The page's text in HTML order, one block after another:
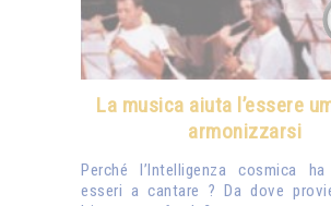
La musica aiuta l’essere
armonizzarsi
Perché l’Intelligenza cosmica
esseri a cantare ? Da dove